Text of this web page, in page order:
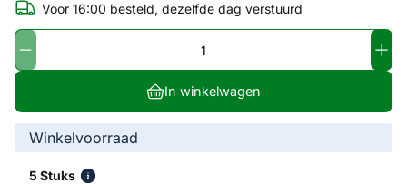
Voor 16:00 besteld, dezelfde dag verstuurd
In winkelwagen
Winkelvoorraad
5 Stuks